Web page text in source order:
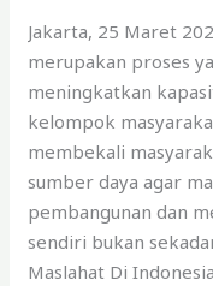
Jakarta, 25 Maret
merupakan proses
meningkatkan
kelompok
membekali
sumber daya agar
pembangunan dan
sendiri bukan
Maslahat Di